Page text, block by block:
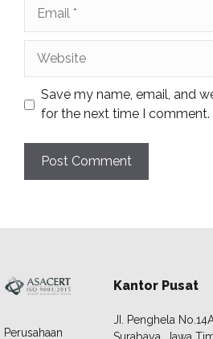
Save my name, email, and
for the next time I comment.
Perusahaan
Kantor Pusat
JI. Penghela